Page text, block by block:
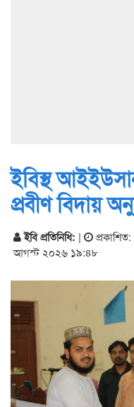
ইবিস্থ
প্রবীণ বিদায়
ইবি প্রতিনিধি: |
আগস্ট ২০২৬ ১৯:৪৮